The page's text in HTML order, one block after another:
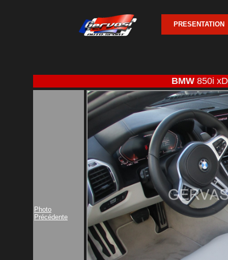
PRESENTATION
BMW 850i
Photo
Précédente